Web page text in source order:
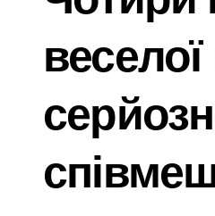
Від
Більше
Ремонт